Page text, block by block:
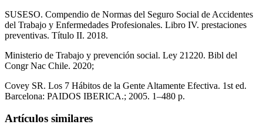
SUSESO. Compendio de Normas del Seguro Social de Accidentes
del Trabajo y Enfermedades Profesionales. Libro IV. prestaciones
preventivas. Título II. 2018.
Ministerio de Trabajo y prevención social. Ley 21220. Bibl del
Congr Nac Chile. 2020;
Covey SR. Los 7 Hábitos de la Gente Altamente Efectiva. 1st ed.
Barcelona: PAIDOS IBERICA.; 2005. 1–480 p.
Artículos similares